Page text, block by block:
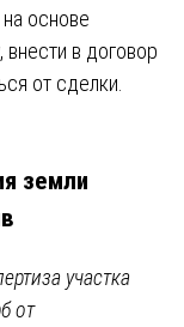
основе
в договор
от сделки.
земли
участка
от